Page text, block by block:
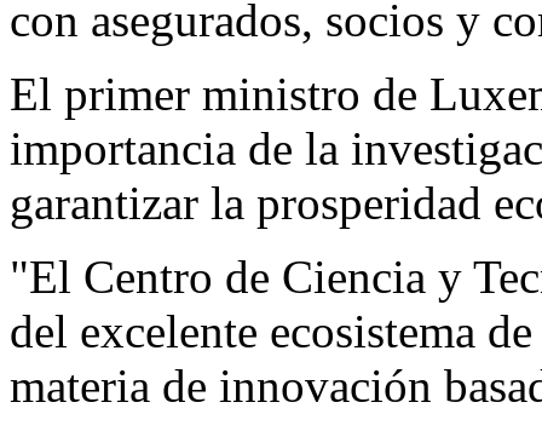
con asegurados, socios y
El primer ministro de
importancia de la
garantizar la prosperidad
"El Centro de Ciencia y
del excelente ecosistema
materia de innovación